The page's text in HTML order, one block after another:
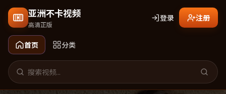
亚洲不卡视频
高清正版
首页 分类
登录 注册